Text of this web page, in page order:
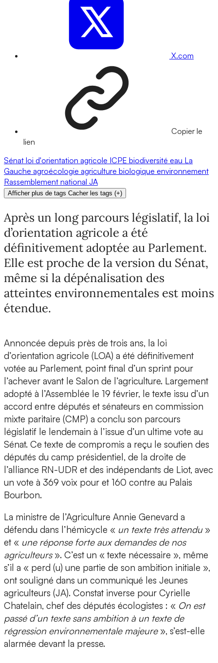
X.com
Copier le
lien
Sénat loi d'orientation agricole ICPE biodiversité eau La
Gauche agroécologie agriculture biologique environnement
Rassemblement national JA
Afficher plus de tags Cacher les tags (+)
Après un long parcours législatif, la loi
d’orientation agricole a été
définitivement adoptée au Parlement.
Elle est proche de la version du Sénat,
même si la dépénalisation des
atteintes environnementales est moins
étendue.
Annoncée depuis près de trois ans, la loi
d’orientation agricole (LOA) a été définitivement
votée au Parlement, point final d’un sprint pour
l’achever avant le Salon de l’agriculture. Largement
adopté à l’Assemblée le 19 février, le texte issu d’un
accord entre députés et sénateurs en commission
mixte paritaire (CMP) a conclu son parcours
législatif le lendemain à l’issue d’un ultime vote au
Sénat. Ce texte de compromis a reçu le soutien des
députés du camp présidentiel, de la droite de
l’alliance RN-UDR et des indépendants de Liot, avec
un vote à 369 voix pour et 160 contre au Palais
Bourbon.
La ministre de l’Agriculture Annie Genevard a
défendu dans l’hémicycle « un texte très attendu »
et « une réponse forte aux demandes de nos
agriculteurs». C’est un « texte nécessaire », même
s’il a « perd (u) une partie de son ambition initiale »,
ont souligné dans un communiqué les Jeunes
agriculteurs (JA). Constat inverse pour Cyrielle
Chatelain, chef des députés écologistes : « On est
passé d’un texte sans ambition à un texte de
régression environnementale majeure», s’est-elle
alarmée devant la presse.